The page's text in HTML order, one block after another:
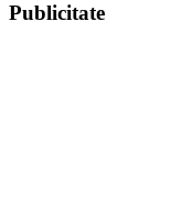
Publicitate